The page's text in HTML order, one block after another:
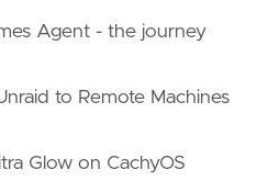
Agent - the journey
to Remote Machines
Glow on CachyOS